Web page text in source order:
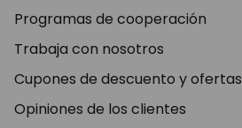
Programas de cooperación
Trabaja con nosotros
Cupones de descuento y ofertas
Opiniones de los clientes